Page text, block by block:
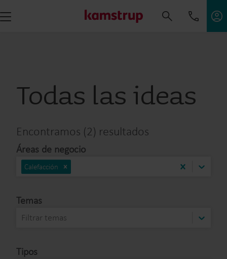
Todas las ideas
Encontramos (2) resultados
Áreas de negocio
Calefacción
Temas
Filtrar temas
Tipos